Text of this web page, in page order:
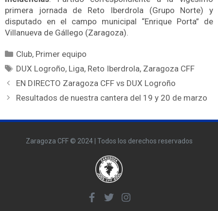
primera jornada de Reto Iberdrola (Grupo Norte) y
disputado en el campo municipal “Enrique Porta” de
Villanueva de Gállego (Zaragoza).
Club, Primer equipo
DUX Logroño, Liga, Reto Iberdrola, Zaragoza CFF
EN DIRECTO Zaragoza CFF vs DUX Logroño
Resultados de nuestra cantera del 19 y 20 de marzo
Zaragoza CFF © 2024 | Todos los derechos reservados